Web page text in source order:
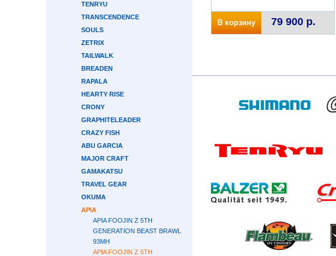
TENRYU
TRANSCENDENCE
SOULS
ZETRIX
TAILWALK
BREADEN
RAPALA
HEARTY RISE
CRONY
GRAPHITELEADER
CRAZY FISH
ABU GARCIA
MAJOR CRAFT
GAMAKATSU
TRAVEL GEAR
OKUMA
APIA
APIA FOOJIN Z 5TH
GENERATION BEAST BRAWL
93MH
APIA FOOJIN Z 5TH
В корзину 79 900 р.